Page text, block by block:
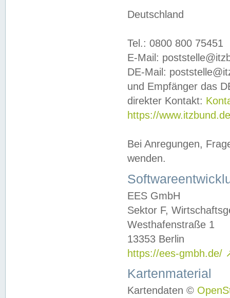
Deutschland
Tel.: 0800 800 75451
E-Mail:
DE-Mail:
und Empfänger das
direkter Kontakt:
https://
Bei Anregungen,
wenden.
EES GmbH
Sektor F,
Westhafenstraße 1
13353 Berlin
https://ees-gmbh.de/
Kartenmaterial
Kartendaten ©